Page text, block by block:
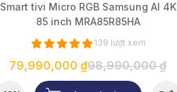
Smart tivi Micro RGB Samsung AI 4K
85 inch MRA85R85HA
139 lượt xem
79,990,000 ₫98,990,000 ₫